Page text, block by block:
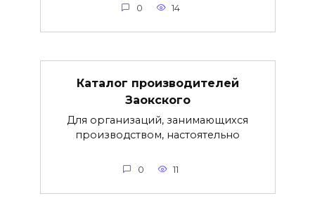
0 14
Каталог производителей
Заокского
Для организаций, занимающихся
производством, настоятельно
0 11